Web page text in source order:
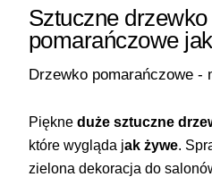
Sztuczne
pomarańczowe
Drzewko pomarańczowe -
Piękne duże sztuczne
które wygląda jak żywe .
zielona dekoracja do